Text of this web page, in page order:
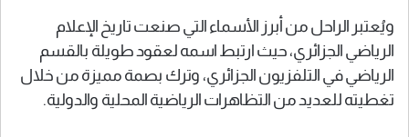
ويُعتبر الراحل من أبرز الأسماء التي صنعت تاريخ الإعلام
الرياضي الجزائري، حيث ارتبط اسمه لعقود طويلة بالقسم
الرياضي في التلفزيون الجزائري، وترك بصمة مميزة من خلال
تغطيته للعديد من التظاهرات الرياضية المحلية والدولية.